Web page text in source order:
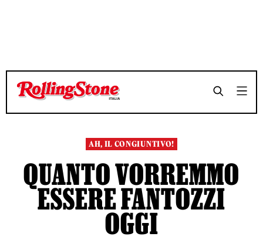
TEMPO DI LETTURA 9 MINUTI SHARE
TEMPO DI LETTURA 9 MINUTI SHARE
AH, IL CONGIUNTIVO!
QUANTO VORREMMO
ESSERE FANTOZZI
OGGI